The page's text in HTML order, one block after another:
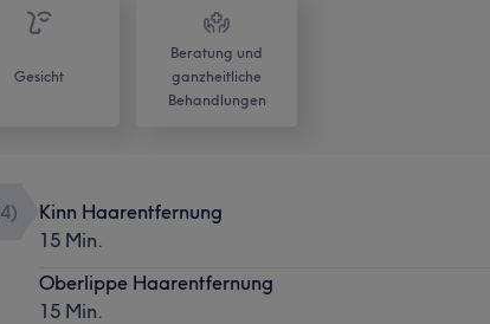
Gesicht
Beratung und
ganzheitliche
Behandlungen
4)
Kinn Haarentfernung
15 Min.
Oberlippe Haarentfernung
15 Min.